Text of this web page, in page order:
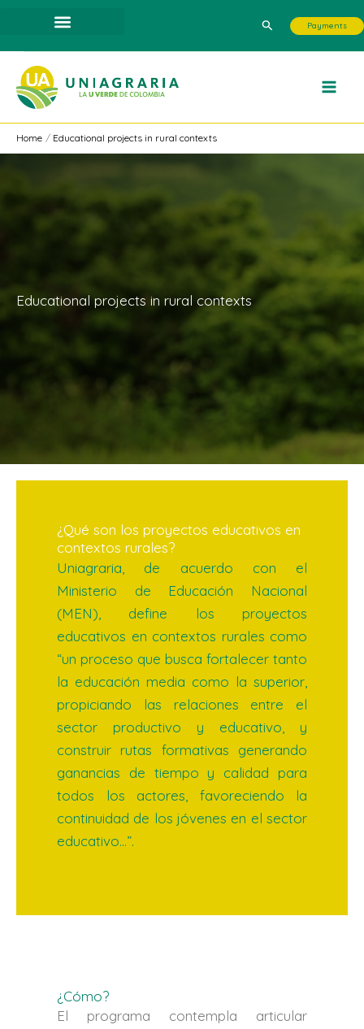
content
Search Payments
Home Educational projects in rural contexts
Educational projects in rural contexts
¿Qué son los proyectos educativos en
contextos rurales?
Uniagraria, de acuerdo con el
Ministerio de Educación Nacional
(MEN), define los proyectos
educativos en contextos rurales como
“un proceso que busca fortalecer tanto
la educación media como la superior,
propiciando las relaciones entre el
sector productivo y educativo, y
construir rutas formativas generando
ganancias de tiempo y calidad para
todos los actores, favoreciendo la
continuidad de los jóvenes en el sector
educativo…”.
¿Cómo?
El programa contempla articular